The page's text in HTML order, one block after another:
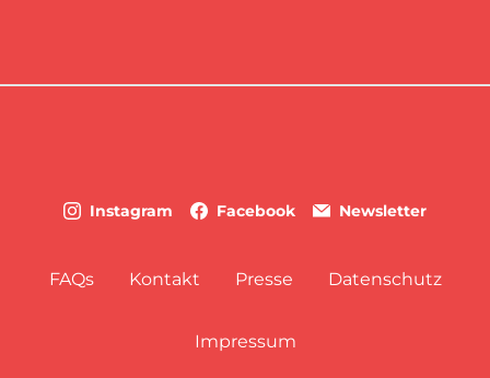
Instagram Facebook Newsletter
FAQs Kontakt Presse Datenschutz
Impressum